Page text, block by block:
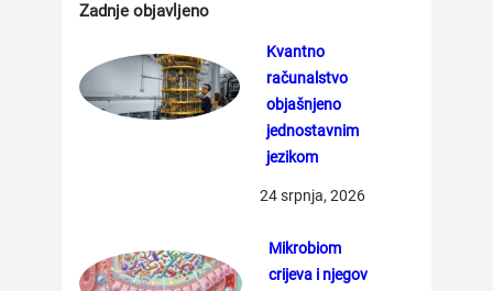
Zadnje objavljeno
Kvantno
računalstvo
objašnjeno
jednostavnim
jezikom
24 srpnja, 2026
Mikrobiom
crijeva i njegov